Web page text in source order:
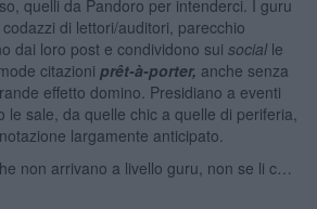
quelli da Pandoro per intenderci. I guru
di lettori/auditori, parecchio
dai loro post e condividono sui socialle
citazioni prêt-à-porter, anche senza
effetto domino. Presidiano a eventi
le sale, da quelle chic a quelle di periferia,
largamente anticipato.
non arrivano a livello guru, non se li c…